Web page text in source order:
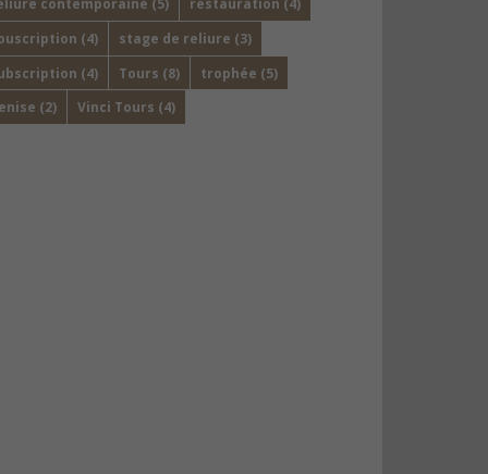
contemporaine (5) restauration (4)
(4) stage de reliure (3)
(4) Tours (8) trophée (5)
(2) Vinci Tours (4)